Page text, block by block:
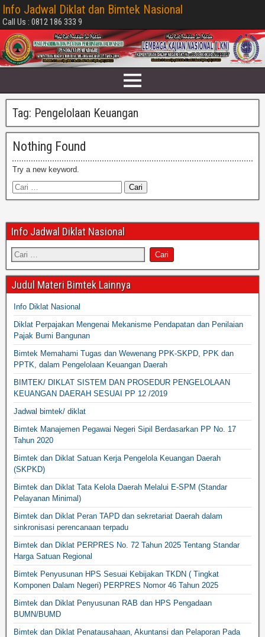
Info Jadwal Diklat dan Bimtek Nasional
Call Us : 0812 186 333 9
Tag: Pengelolaan Keuangan
Nothing Found
Try a new keyword.
Info Jadwal Diklat Nasional
Judul Materi Bimtek Lainnya
Info Diklat Nasional
Diklat Perpajakan Mengenai Mekanisme Pendapatan dan Penilaian
Pajak Bumi Bangunan
Bimtek Memahami Tugas dan Wewenang PPK-SKPD, PPK dan
PPTK, dalam Pengelolaan Keuangan Daerah
BIMTEK/ DIKLAT SISTEM DAN PROSEDUR PENGELOLAAN
KEUANGAN DAERAH SESUAI PP 12 /2019
Jadwal bimtek/ diklat
Bimtek Manajemen Pegawai Negeri Sipil Berdasarkan PP No. 17
Tahun 2020
Bimtek dan Diklat Satuan Kerja Pengelola Keuangan Daerah
(SKPKD)
Bimtek dan Diklat Tata Kelola Daerah Melalui E-SPM (Standar
Pelayanan Minimal)
Bimtek dan Diklat Peran TAPD dan sekretariat Daerah dalam
sinkronisasi perencanaan terpadu
Bimtek dan Diklat PERPRES No. 72 Tahun 2025 Tentang Standar
Harga Satuan Regional
Bimtek Penyusunan HPS Sesuai Kebijakan TKDN ( Tingkat
Komponen Dalam Negeri) PERPRES Nomor 46 Tahun 2025
Bimtek dan Diklat Penyusunan RAB dan HPS Pengadaan
BUMN/BUMD
Bimtek dan Diklat Penatausahaan, Akuntansi dan Pelaporan Pada